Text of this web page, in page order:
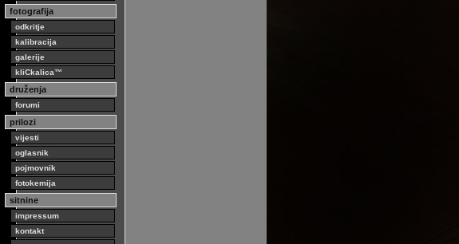
fotografija
odkritje
kalibracija
galerije
kliCkalica™
druženja
forumi
prilozi
vijesti
oglasnik
pojmovnik
fotokemija
sitnine
impressum
kontakt